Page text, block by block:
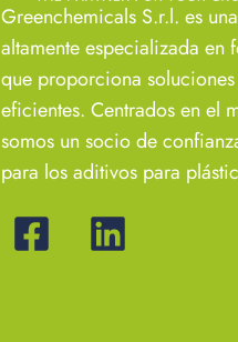
Greenchemicals S.r.l. es
altamente especializada en
que proporciona
eficientes. Centrados en el
somos un socio de
para los aditivos para